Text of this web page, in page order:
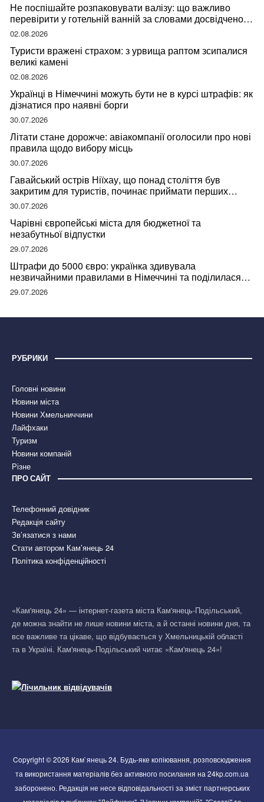
Не поспішайте розпаковувати валізу: що важливо
перевірити у готельній ванній за словами досвідченої
мандрівниці
02.08.2026
Туристи вражені страхом: з урвища раптом зсипалися
великі камені
02.08.2026
Українці в Німеччині можуть бути не в курсі штрафів: як
дізнатися про наявні борги
30.07.2026
Літати стане дорожче: авіакомпанії оголосили про нові
правила щодо вибору місць
30.07.2026
Гавайський острів Ніїхау, що понад століття був
закритим для туристів, починає приймати перших
відвідувачів
30.07.2026
Чарівні європейські міста для бюджетної та
незабутньої відпустки
29.07.2026
Штрафи до 5000 євро: українка здивувала
незвичайними правилами в Німеччині та поділилася
правдою
29.07.2026
РУБРИКИ
Головні новини
Новини міста
Новини Хмельниччини
Лайфхаки
Туризм
Новини компаній
Різне
ПРО САЙТ
Телефонний довідник
Редакція сайту
Зв’язатися з нами
Стати автором Кам’янець 24
Політика конфіденційності
«Кам'янець 24» — інтернет-газета міста Кам'янець-Подільський,
де можна знайти не лише новини міста, а й останні новини дня, та
все важливе та цікаве, що відбувається у Хмельницькій області
та в Україні. Кам'янець-Подільський читає «Кам'янець 24»!
Copyright © 2026 Кам`янець 24. Будь-яке копіювання, розповсюдження
та використання матеріалів без активного посилання на 24kp.com.ua
заборонено. Редакція не несе відповідальності за зміст партнерських